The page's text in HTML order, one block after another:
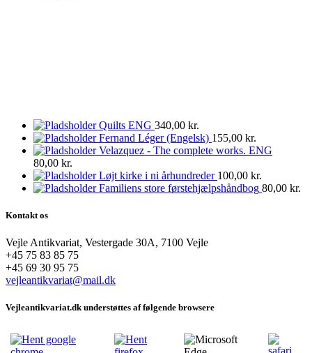
Quilts ENG 340,00 kr.
Fernand Léger (Engelsk) 155,00 kr.
Velazquez - The complete works. ENG
80,00 kr.
Løjt kirke i ni århundreder 100,00 kr.
Familiens store førstehjælpshåndbog 80,00 kr.
Kontakt os
Vejle Antikvariat, Vestergade 30A, 7100 Vejle
+45 75 83 85 75
+45 69 30 95 75
vejleantikvariat@mail.dk
Vejleantikvariat.dk understøttes af følgende browsere